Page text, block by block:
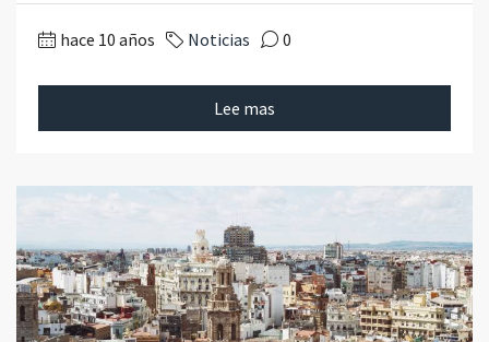
hace 10 años Noticias 0
Lee mas